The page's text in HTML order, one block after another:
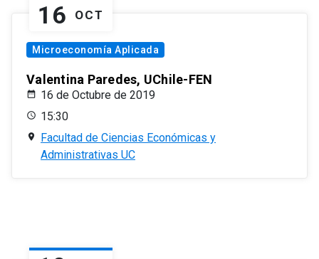
16 OCT
Microeconomía Aplicada
Valentina Paredes, UChile-FEN
16 de Octubre de 2019
15:30
Facultad de Ciencias Económicas y
Administrativas UC